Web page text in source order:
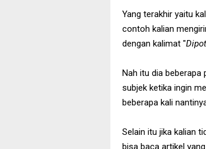
Yang terakhir yaitu
contoh kalian
dengan kalimat "
Nah itu dia beberapa
subjek ketika ingin
beberapa kali
Selain itu jika kalian
bisa baca artikel